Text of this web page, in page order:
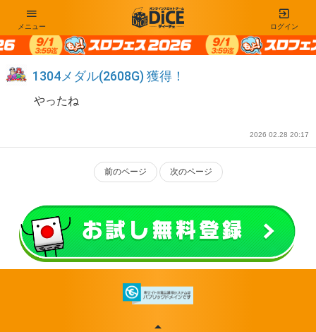
ログイン
メニュー
1304メダル(2608G) 獲得！
やったね
2026 02.28 20:17
前のページ 次のページ